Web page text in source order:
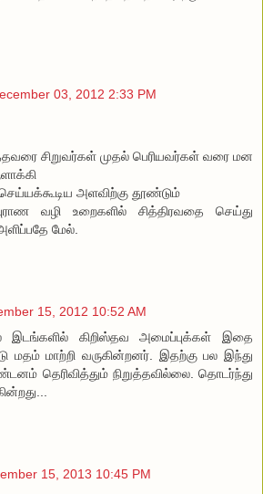
03, 2012 2:33 PM
சிறுவர்கள் முதல் பெரியவர்கள் வரை மன
அளவிற்கு தூண்டும்
வழி உறைகளில் சித்திரவதை செய்து
மேல்.
15, 2012 10:52 AM
இடங்களில் கிறிஸ்தவ அமைப்புக்கள் இதை
மாற்றி வருகின்றனர். இதற்கு பல இந்து
தெரிவித்தும் நிறுத்தவில்லை. தொடர்ந்து
15, 2013 10:45 PM